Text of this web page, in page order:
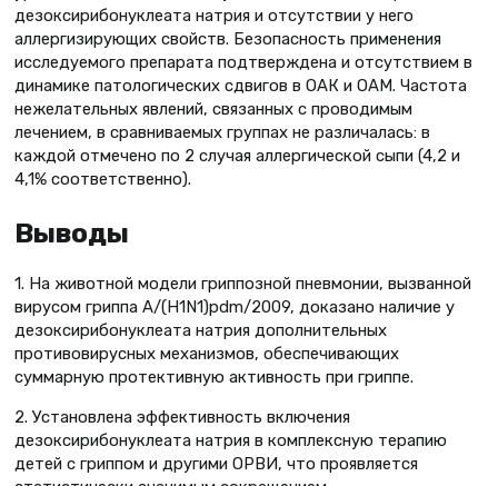
дезоксирибонуклеата натрия и отсутствии у него
аллергизирующих свойств. Безопасность применения
исследуемого препарата подтверждена и отсутствием в
динамике патологических сдвигов в ОАК и ОАМ. Частота
нежелательных явлений, связанных с проводимым
лечением, в сравниваемых группах не различалась: в
каждой отмечено по 2 случая аллергической сыпи (4,2 и
4,1% соответственно).
Выводы
1. На животной модели гриппозной пневмонии, вызванной
вирусом гриппа A/(H1N1)pdm/2009, доказано наличие у
дезоксирибонуклеата натрия дополнительных
противовирусных механизмов, обеспечивающих
суммарную протективную активность при гриппе.
2. Установлена эффективность включения
дезоксирибонуклеата натрия в комплексную терапию
детей с гриппом и другими ОРВИ, что проявляется